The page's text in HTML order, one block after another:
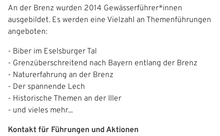
g
a
i
o
n
An der Brenz wurden 2014 Gewässerführer*innen
ausgebildet. Es werden eine Vielzahl an Themenführungen
angeboten:
- Biber im Eselsburger Tal
- Grenzüberschreitend nach Bayern entlang der Brenz
- Naturerfahrung an der Brenz
- Der spannende Lech
- Historische Themen an der Iller
- und vieles mehr...
Kontakt für Führungen und Aktionen